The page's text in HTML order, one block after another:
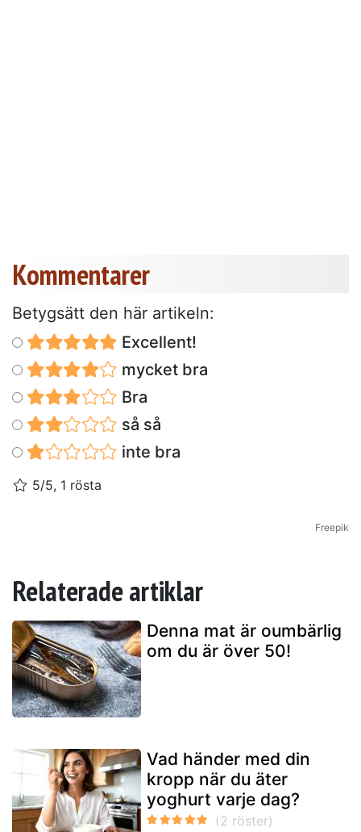
Kommentarer
Betygsätt den här artikeln:
Excellent!
mycket bra
Bra
så så
inte bra
5/5, 1 rösta
Freepik
Relaterade artiklar
Denna mat är oumbärlig
om du är över 50!
Vad händer med din
kropp när du äter
yoghurt varje dag?